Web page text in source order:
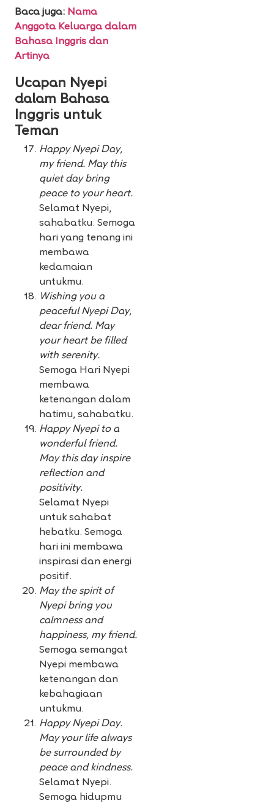
Baca juga: Nama
Anggota Keluarga dalam
Bahasa Inggris dan
Artinya
Ucapan Nyepi
dalam Bahasa
Inggris untuk
Teman
Happy Nyepi Day,
my friend. May this
quiet day bring
peace to your heart.
Selamat Nyepi,
sahabatku. Semoga
hari yang tenang ini
membawa
kedamaian
untukmu.
Wishing you a
peaceful Nyepi Day,
dear friend. May
your heart be filled
with serenity.
Semoga Hari Nyepi
membawa
ketenangan dalam
hatimu, sahabatku.
Happy Nyepi to a
wonderful friend.
May this day inspire
reflection and
positivity.
Selamat Nyepi
untuk sahabat
hebatku. Semoga
hari ini membawa
inspirasi dan energi
positif.
May the spirit of
Nyepi bring you
calmness and
happiness, my friend.
Semoga semangat
Nyepi membawa
ketenangan dan
kebahagiaan
untukmu.
Happy Nyepi Day.
May your life always
be surrounded by
peace and kindness.
Selamat Nyepi.
Semoga hidupmu